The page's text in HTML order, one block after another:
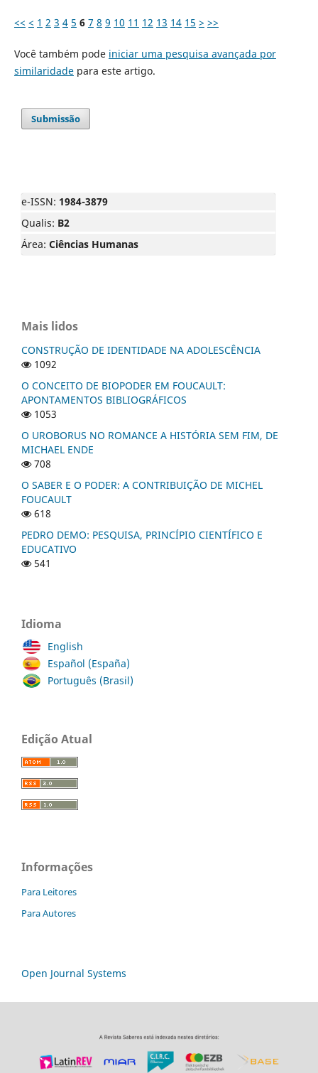
<< < 1 2 3 4 5 6 7 8 9 10 11 12 13 14 15 > >>
Você também pode iniciar uma pesquisa avançada por
similaridadepara este artigo.
Submissão
e-ISSN: 1984-3879
Qualis: B2
Área: Ciências Humanas
Mais lidos
CONSTRUÇÃO DE IDENTIDADE NA ADOLESCÊNCIA
1092
O CONCEITO DE BIOPODER EM FOUCAULT:
APONTAMENTOS BIBLIOGRÁFICOS
1053
O UROBORUS NO ROMANCE A HISTÓRIA SEM FIM, DE
MICHAEL ENDE
708
O SABER E O PODER: A CONTRIBUIÇÃO DE MICHEL
FOUCAULT
618
PEDRO DEMO: PESQUISA, PRINCÍPIO CIENTÍFICO E
EDUCATIVO
541
Idioma
English
Español (España)
Português (Brasil)
Edição Atual
Informações
Para Leitores
Para Autores
Open Journal Systems